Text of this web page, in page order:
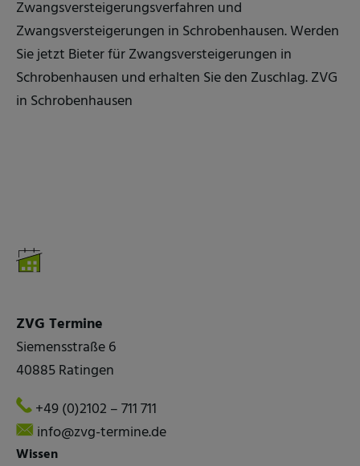
Zwangsversteigerungsverfahren und
Zwangsversteigerungen in Schrobenhausen. Werden
Sie jetzt Bieter für Zwangsversteigerungen in
Schrobenhausen und erhalten Sie den Zuschlag. ZVG
in Schrobenhausen
ZVG Termine
Siemensstraße 6
40885 Ratingen
+49 (0)2102 – 711 711
info@zvg-termine.de
Wissen